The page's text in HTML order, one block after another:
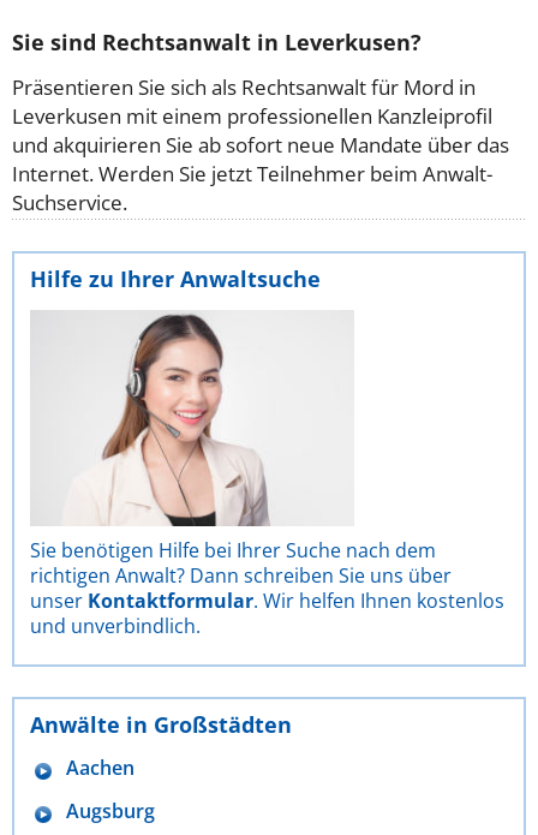
Sie sind Rechtsanwalt in Leverkusen?
Präsentieren Sie sich als Rechtsanwalt für Mord in
Leverkusen mit einem professionellen Kanzleiprofil
und akquirieren Sie ab sofort neue Mandate über das
Internet. Werden Sie jetzt Teilnehmer beim Anwalt-
Suchservice.
Hilfe zu Ihrer Anwaltsuche
Sie benötigen Hilfe bei Ihrer Suche nach dem
richtigen Anwalt? Dann schreiben Sie uns über
unser Kontaktformular. Wir helfen Ihnen kostenlos
und unverbindlich.
Anwälte in Großstädten
Aachen
Augsburg